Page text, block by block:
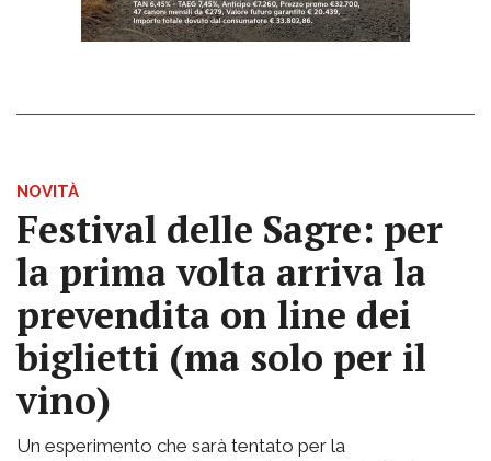
NOVITÀ
Festival delle Sagre: per
la prima volta arriva la
prevendita on line dei
biglietti (ma solo per il
vino)
Un esperimento che sarà tentato per la